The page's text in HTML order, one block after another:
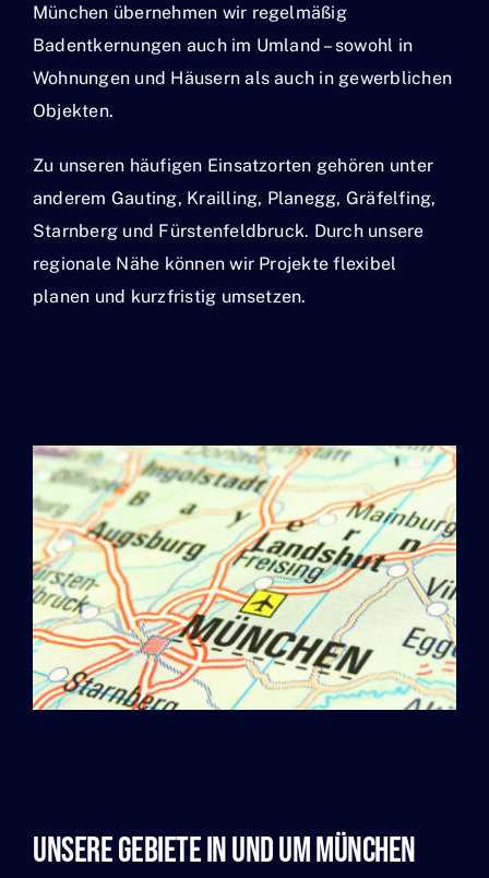
München übernehmen wir regelmäßig
Badentkernungen auch im Umland – sowohl in
Wohnungen und Häusern als auch in gewerblichen
Objekten.
Zu unseren häufigen Einsatzorten gehören unter
anderem Gauting, Krailling, Planegg, Gräfelfing,
Starnberg und Fürstenfeldbruck. Durch unsere
regionale Nähe können wir Projekte flexibel
planen und kurzfristig umsetzen.
Unsere GEbiete In Und Um München